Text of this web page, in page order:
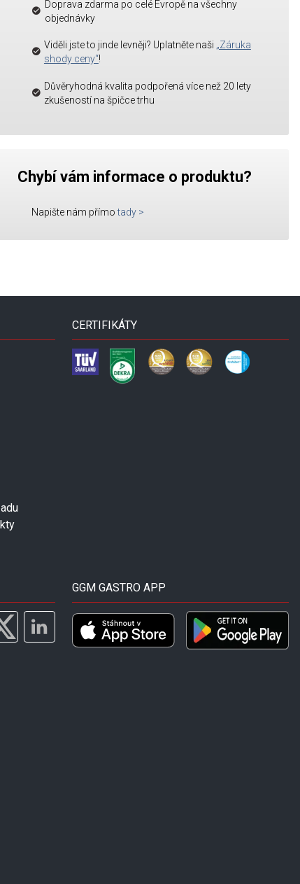
Doprava zdarma po celé Evropě na všechny
objednávky
Viděli jste to jinde levněji? Uplatněte naši „Záruka
shody ceny“!
Důvěryhodná kvalita podpořená více než 20 lety
zkušeností na špičce trhu
Chybí vám informace o produktu?
Napište nám přímo tady >
CERTIFIKÁTY
GGM GASTRO APP